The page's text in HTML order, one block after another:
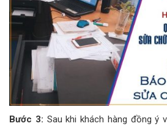
Bước 3: Sau khi khách hàng đồng ý